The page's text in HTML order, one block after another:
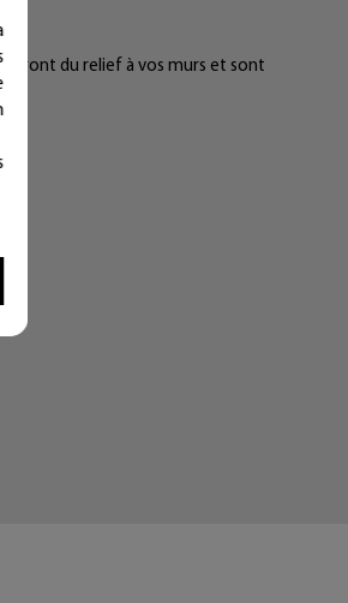
du relief à vos murs et sont